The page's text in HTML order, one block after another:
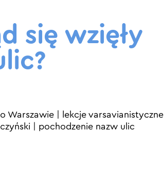
się wzięły
Warszawie lekcje varsavianistyczne
pochodzenie nazw ulic